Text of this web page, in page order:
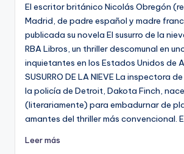
El escritor británico Nicolás Obregón
Madrid, de padre español y madre
publicada su novela El susurro de la
RBA Libros, un thriller descomunal en
inquietantes en los Estados Unidos de
SUSURRO DE LA NIEVE La inspectora
la policía de Detroit, Dakota Finch, nace
(literariamente) para embadurnar de
amantes del thriller más convencional.
Leer más